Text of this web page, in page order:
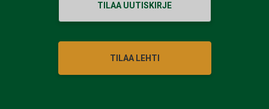
TILAA UUTISKIRJE
TILAA LEHTI